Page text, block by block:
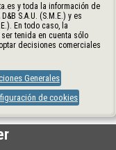
y toda la información de
S.A.U. (S.M.E.) y es
En todo caso, la
tenida en cuenta sólo
decisiones comerciales
Generales
de cookies